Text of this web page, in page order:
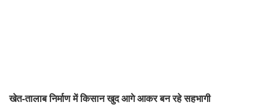
खेत-तालाब निर्माण में किसान खुद आगे आकर बन रहे सहभागी